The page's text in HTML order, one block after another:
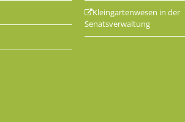
Kleingartenwesen in der
Senatsverwaltung